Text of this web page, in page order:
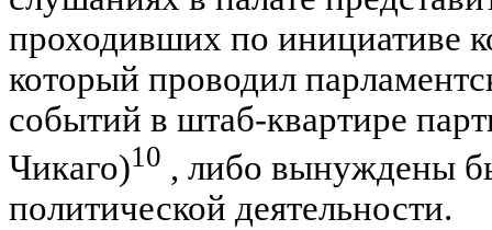
проходивших по инициативе
который проводил
событий в штаб-квартире
Чикаго)10 , либо вынуждены
политической деятельности.